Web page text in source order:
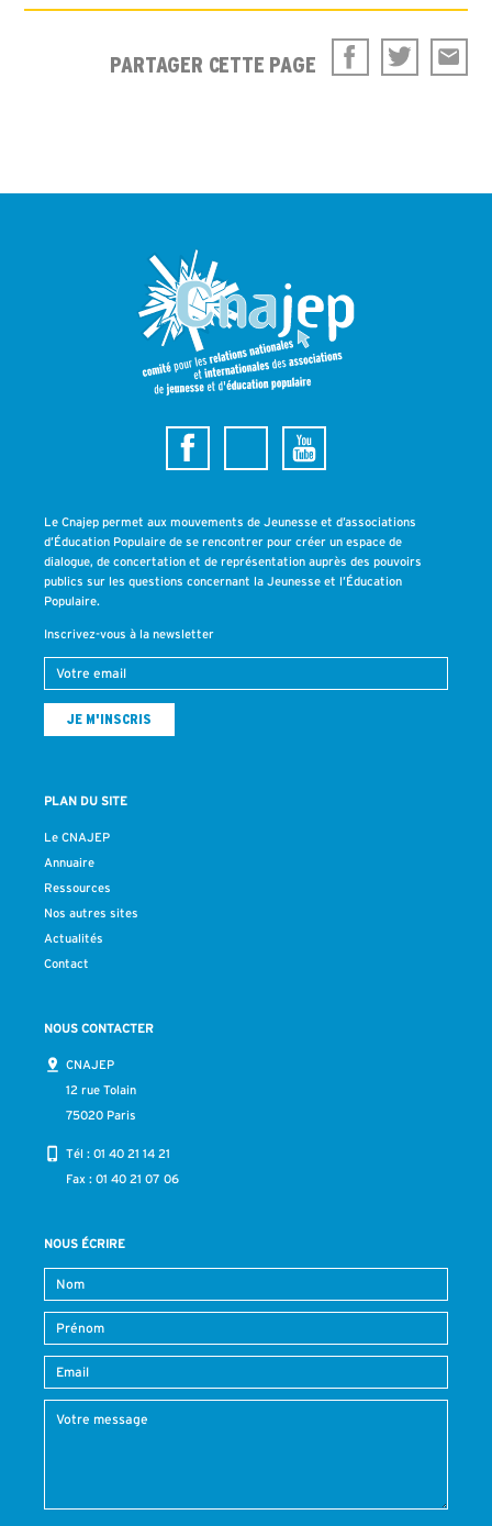
PARTAGER CETTE PAGE
Le Cnajep permet aux mouvements de Jeunesse et d’associations
d’Éducation Populaire de se rencontrer pour créer un espace de
dialogue, de concertation et de représentation auprès des pouvoirs
publics sur les questions concernant la Jeunesse et l’Éducation
Populaire.
Inscrivez-vous à la newsletter
PLAN DU SITE
Le CNAJEP
Annuaire
Ressources
Nos autres sites
Actualités
Contact
NOUS CONTACTER
CNAJEP
12 rue Tolain
75020 Paris
Tél : 01 40 21 14 21
Fax : 01 40 21 07 06
NOUS ÉCRIRE